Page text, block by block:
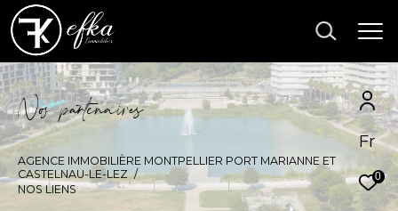
Fr
0
No patenaie
AGENCE IMMOBILIÈRE MONTPELLIER PORT MARIANNE ET
CASTELNAU-LE-LEZ
NOS LIENS